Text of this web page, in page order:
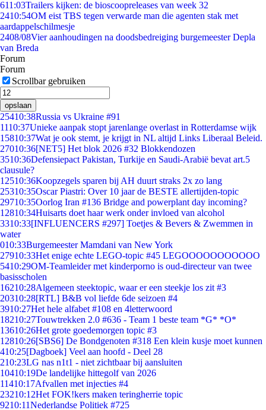
611:03Trailers kijken: de bioscoopreleases van week 32
2410:54OM eist TBS tegen verwarde man die agenten stak met
aardappelschilmesje
2408/08Vier aanhoudingen na doodsbedreiging burgemeester Depla
van Breda
Forum
Forum
Scrollbar gebruiken
opslaan
25410:38Russia vs Ukraine #91
1110:37Unieke aanpak stopt jarenlange overlast in Rotterdamse wijk
15810:37Wat je ook stemt, je krijgt in NL altijd Links Liberaal Beleid.
27010:36[NET5] Het blok 2026 #32 Blokkendozen
3510:36Defensiepact Pakistan, Turkije en Saudi-Arabië bevat art.5
clausule?
12510:36Koopzegels sparen bij AH duurt straks 2x zo lang
25310:35Oscar Piastri: Over 10 jaar de BESTE allertijden-topic
29710:35Oorlog Iran #136 Bridge and powerplant day incoming?
12810:34Huisarts doet haar werk onder invloed van alcohol
3310:33[INFLUENCERS #297] Toetjes & Bevers & Zwemmen in
water
010:33Burgemeester Mamdani van New York
27910:33Het enige echte LEGO-topic #45 LEGOOOOOOOOOOO
5410:29OM-Teamleider met kinderporno is oud-directeur van twee
basisscholen
16210:28Algemeen steektopic, waar er een steekje los zit #3
20310:28[RTL] B&B vol liefde 6de seizoen #4
3910:27Het hele alfabet #108 en 4letterwoord
18210:27Touwtrekken 2.0 #636 - Team 1 beste team *G* *O*
13610:26Het grote goedemorgen topic #3
12810:26[SBS6] De Bondgenoten #318 Een klein kusje moet kunnen
410:25[Dagboek] Veel aan hoofd - Deel 28
210:23LG nas n1t1 - niet zichtbaar bij aansluiten
10410:19De landelijke hittegolf van 2026
11410:17Afvallen met injecties #4
23210:12Het FOK!kers maken teringherrie topic
9210:11Nederlandse Politiek #725